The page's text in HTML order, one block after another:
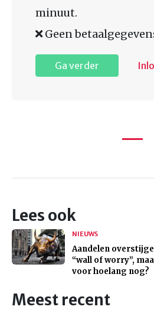
minuut.
Geen
Ga verder
Lees ook
NIEUWS
Aandelen
“wall of worry”,
voor hoelang nog?
Meest recent